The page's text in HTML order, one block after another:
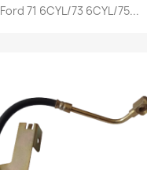
Ford 71 6CYL/73 6CYL/75...